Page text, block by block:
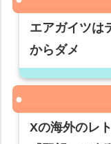
エアガイツは
からダメ
Xの海外のレ